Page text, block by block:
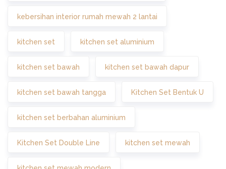
kebersihan interior rumah mewah 2 lantai
kitchen set kitchen set aluminium
kitchen set bawah kitchen set bawah dapur
kitchen set bawah tangga Kitchen Set Bentuk U
kitchen set berbahan aluminium
Kitchen Set Double Line kitchen set mewah